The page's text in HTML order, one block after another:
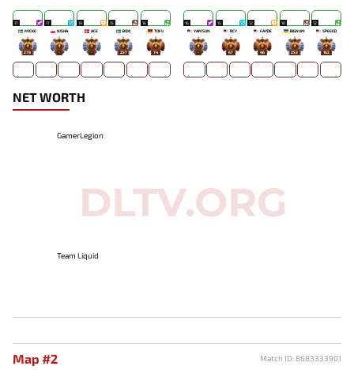
17
MICKE
278
17
NISHA
-
19
ACE
-
15
BOXI
257
16
TOFU
74
16
YAMSUN
-
15
RCY
67
12
FAYDE
46
10
BIGNUM
253
12
SPEEED
162
NET WORTH
GamerLegion
Team Liquid
Map #2 Match ID: 8683333901